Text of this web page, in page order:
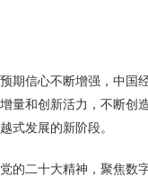
期信心不断增强，中国
量和创新活力，不断创
式发展的新阶段。
的二十大精神，聚焦数